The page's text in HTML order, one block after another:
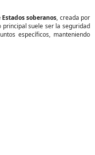
soberanos, creada por
suele ser la seguridad
específicos, manteniendo